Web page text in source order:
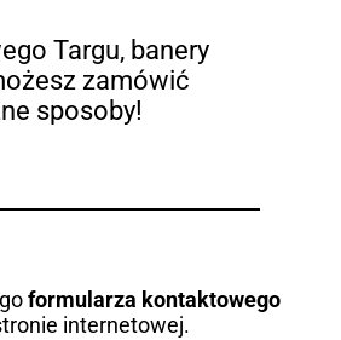
Targu, banery
zamówić
sposoby!
formularza kontaktowego
internetowej.